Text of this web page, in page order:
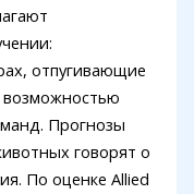
отпугивающие
Прогнозы
говорят о
По оценке Allied